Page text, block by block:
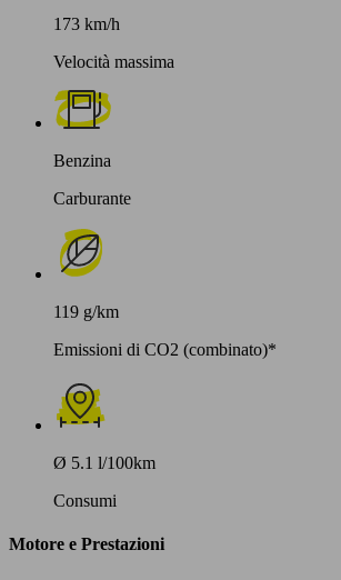
173 km/h
Velocità massima
Benzina
Carburante
119 g/km
Emissioni di CO2 (combinato)*
Ø 5.1 l/100km
Consumi
Motore e Prestazioni